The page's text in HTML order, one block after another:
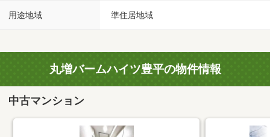
用途地域 準住居地域
丸増バームハイツ豊平の物件情報
中古マンション